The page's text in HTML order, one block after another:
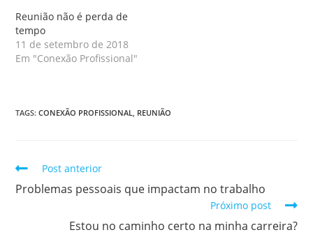
Reunião não é perda de
tempo
11 de setembro de 2018
Em "Conexão Profissional"
TAGS:CONEXÃO PROFISSIONAL, REUNIÃO
Post anterior
Problemas pessoais que impactam no trabalho
Próximo post
Estou no caminho certo na minha carreira?